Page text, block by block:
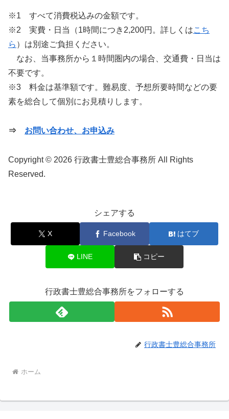
※1 すべて消費税込みの金額です。
※2 実費・日当（1時間につき2,200円。詳しくはこち
ら ）は別途ご負担ください。
なお、当事務所から１時間圏内の場合、交通費・日当は
不要です。
※3 料金は基準額です。難易度、予想所要時間などの要
素を総合して個別にお見積りします。
⇒ お問い合わせ、お申込み
Copyright © 2026 行政書士豊総合事務所 All Rights
Reserved.
シェアする
X Facebook はてブ
LINE コピー
行政書士豊総合事務所をフォローする
行政書士豊総合事務所
ホーム